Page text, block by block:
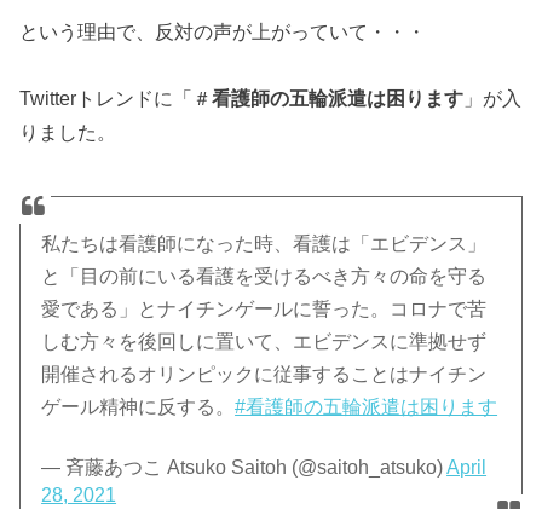
という理由で、反対の声が上がっていて・・・
Twitterトレンドに「＃看護師の五輪派遣は困ります 」が入
りました。
私たちは看護師になった時、看護は「エビデンス」
と「目の前にいる看護を受けるべき方々の命を守る
愛である」とナイチンゲールに誓った。コロナで苦
しむ方々を後回しに置いて、エビデンスに準拠せず
開催されるオリンピックに従事することはナイチン
ゲール精神に反する。#看護師の五輪派遣は困ります
— 斉藤あつこ Atsuko Saitoh (@saitoh_atsuko)April
28, 2021